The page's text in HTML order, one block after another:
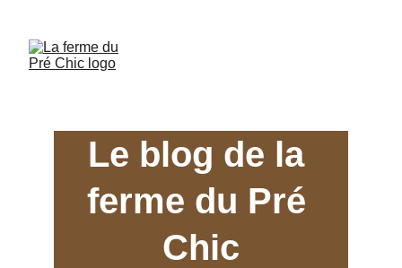
Le blog de la
ferme du Pré
Chic